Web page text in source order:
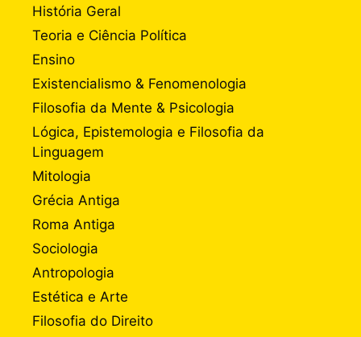
História Geral
Teoria e Ciência Política
Ensino
Existencialismo & Fenomenologia
Filosofia da Mente & Psicologia
Lógica, Epistemologia e Filosofia da
Linguagem
Mitologia
Grécia Antiga
Roma Antiga
Sociologia
Antropologia
Estética e Arte
Filosofia do Direito